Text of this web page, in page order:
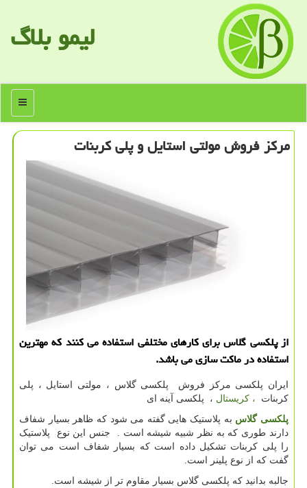
لیمو بلاگ
منو
مركز فروش مولتی استایل و پلی كربنات
از پلكسی گلاس برای كارهای مختلفی استفاده می كنند كه مهترین
استفاده در ماكت سازی می باشد.
ایران پلکسی مرکز فروش پلکسی گلاس ، مولتی استایل ، پلی
کربنات ، کریستال ، پلکسی آینه ای
پلکسی گلاس به پلاستیک هایی گفته می شود که ظاهر بسیار شفاف
دارند طوری که به نظر شبیه شیشه است . جنس این نوع پلاستیک
را پلی کربنات تشکیل داده است که بسیار شفاف است می توان
گفت که از نوع پلینر است.
جالبه بدانید که پلکسی گلاس بسیار مقاوم تر از شیشه است.